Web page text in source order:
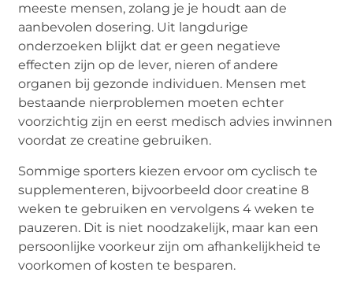
meeste mensen, zolang je je houdt aan de
aanbevolen dosering. Uit langdurige
onderzoeken blijkt dat er geen negatieve
effecten zijn op de lever, nieren of andere
organen bij gezonde individuen. Mensen met
bestaande nierproblemen moeten echter
voorzichtig zijn en eerst medisch advies inwinnen
voordat ze creatine gebruiken.
Sommige sporters kiezen ervoor om cyclisch te
supplementeren, bijvoorbeeld door creatine 8
weken te gebruiken en vervolgens 4 weken te
pauzeren. Dit is niet noodzakelijk, maar kan een
persoonlijke voorkeur zijn om afhankelijkheid te
voorkomen of kosten te besparen.